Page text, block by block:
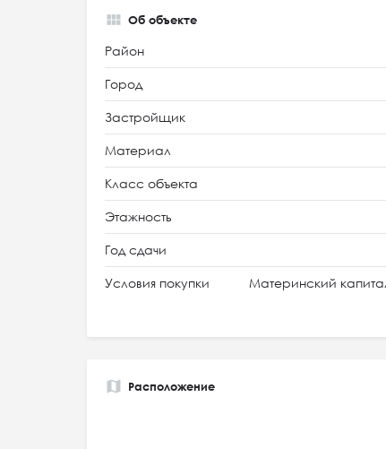
Об объекте
Район
Город
Застройщик
Материал
Класс объекта
Этажность
Год сдачи
Условия покупки
Материнский
Расположение